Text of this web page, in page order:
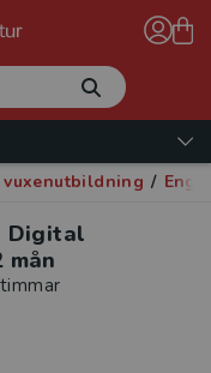
vuxenutbildning /
Digital